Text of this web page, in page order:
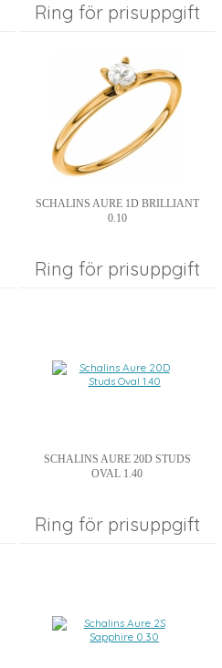
Ring för prisuppgift
SCHALINS AURE 1D BRILLIANT
0.10
Ring för prisuppgift
SCHALINS AURE 20D STUDS
OVAL 1.40
Ring för prisuppgift